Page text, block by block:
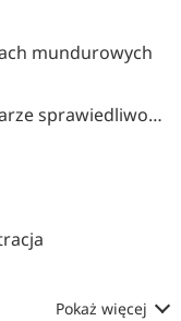
mundurowych
Administracja i zarządzanie w wymiarze sprawiedliwości i instytucjach pomocniczych
Pokaż więcej